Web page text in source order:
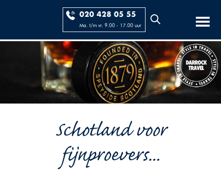
020 428 05 55
Ma. t/m vr. 9.00 - 17.00 uur
Schotland voor
fijnproevers...